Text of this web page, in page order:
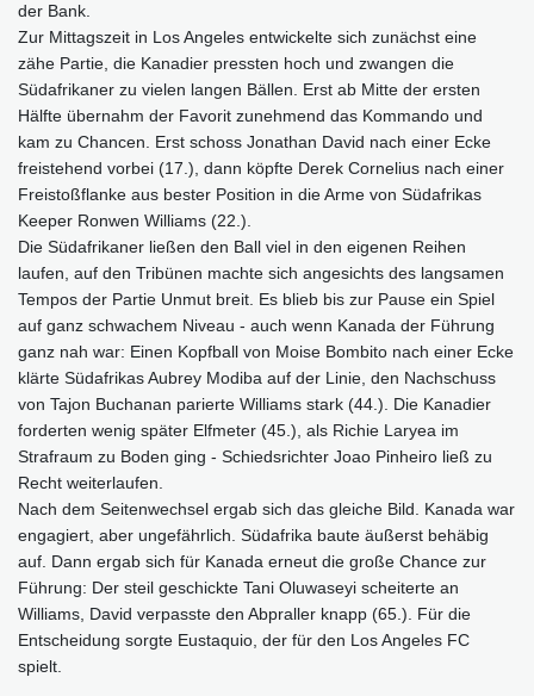
der Bank.
Zur Mittagszeit in Los Angeles entwickelte sich zunächst eine
zähe Partie, die Kanadier pressten hoch und zwangen die
Südafrikaner zu vielen langen Bällen. Erst ab Mitte der ersten
Hälfte übernahm der Favorit zunehmend das Kommando und
kam zu Chancen. Erst schoss Jonathan David nach einer Ecke
freistehend vorbei (17.), dann köpfte Derek Cornelius nach einer
Freistoßflanke aus bester Position in die Arme von Südafrikas
Keeper Ronwen Williams (22.).
Die Südafrikaner ließen den Ball viel in den eigenen Reihen
laufen, auf den Tribünen machte sich angesichts des langsamen
Tempos der Partie Unmut breit. Es blieb bis zur Pause ein Spiel
auf ganz schwachem Niveau - auch wenn Kanada der Führung
ganz nah war: Einen Kopfball von Moise Bombito nach einer Ecke
klärte Südafrikas Aubrey Modiba auf der Linie, den Nachschuss
von Tajon Buchanan parierte Williams stark (44.). Die Kanadier
forderten wenig später Elfmeter (45.), als Richie Laryea im
Strafraum zu Boden ging - Schiedsrichter Joao Pinheiro ließ zu
Recht weiterlaufen.
Nach dem Seitenwechsel ergab sich das gleiche Bild. Kanada war
engagiert, aber ungefährlich. Südafrika baute äußerst behäbig
auf. Dann ergab sich für Kanada erneut die große Chance zur
Führung: Der steil geschickte Tani Oluwaseyi scheiterte an
Williams, David verpasste den Abpraller knapp (65.). Für die
Entscheidung sorgte Eustaquio, der für den Los Angeles FC
spielt.